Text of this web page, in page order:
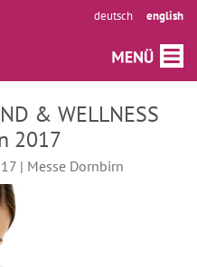
deutsch english
& WELLNESS
2017
| Messe Dornbirn